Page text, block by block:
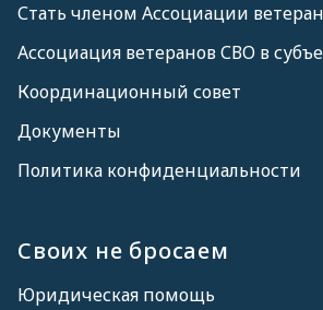
Стать членом Ассоциации
Ассоциация ветеранов СВО в
Координационный совет
Документы
Политика конфиденциальности
Своих не бросаем
Юридическая помощь